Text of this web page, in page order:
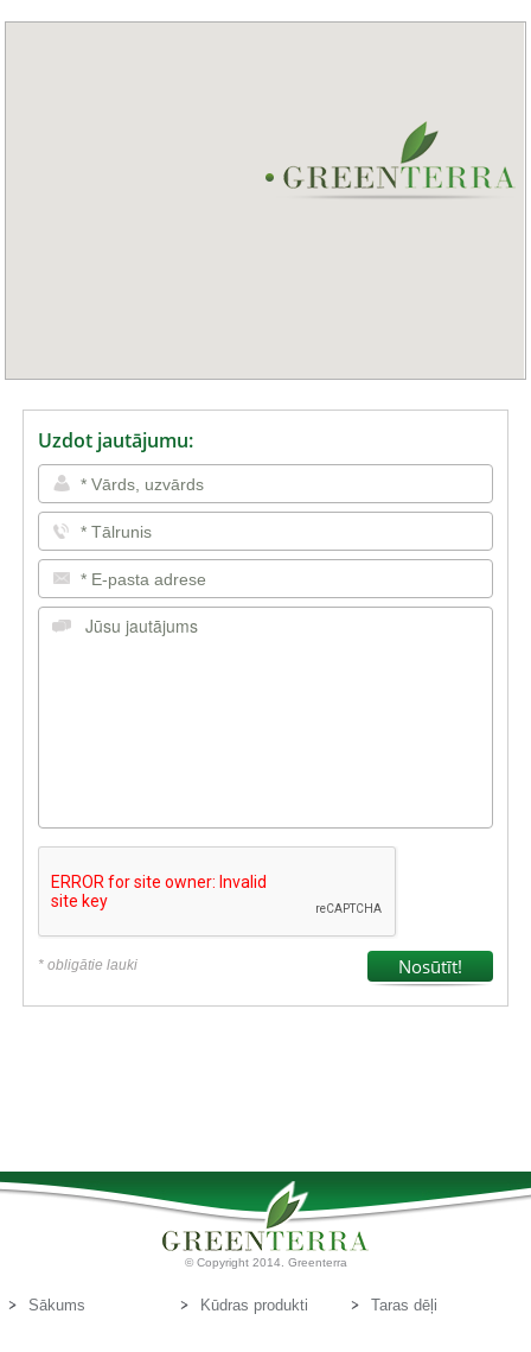
Uzdot jautājumu:
* obligātie lauki
© Copyright 2014. Greenterra
Sākums Kūdras produkti
Taras dēļi